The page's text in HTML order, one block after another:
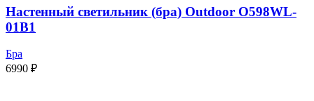
Настенный светильник (бра) Outdoor O598WL-
01B1
Бра
6990 ₽